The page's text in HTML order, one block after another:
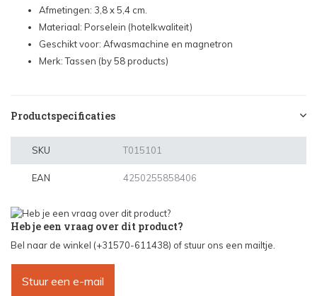
Afmetingen: 3,8 x 5,4 cm.
Materiaal: Porselein (hotelkwaliteit)
Geschikt voor: Afwasmachine en magnetron
Merk: Tassen (by 58 products)
Productspecificaties
SKU T015101
EAN 4250255858406
Heb je een vraag over dit product?
Bel naar de winkel (+31570-611438) of stuur ons een mailtje.
Stuur een e-mail